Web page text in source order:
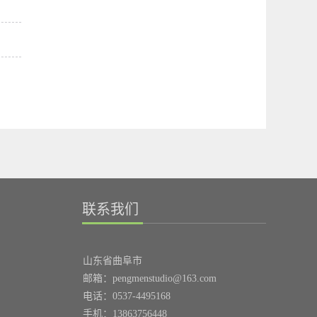
联系我们
山东省曲阜市
邮箱：pengmenstudio@163.com
电话：0537-4495168
手机：13863756448